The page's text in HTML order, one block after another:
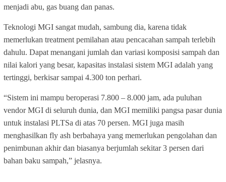
menjadi abu, gas buang dan panas.
Teknologi MGI sangat mudah, sambung dia, karena tidak
memerlukan treatment pemilahan atau pencacahan sampah terlebih
dahulu. Dapat menangani jumlah dan variasi komposisi sampah dan
nilai kalori yang besar, kapasitas instalasi sistem MGI adalah yang
tertinggi, berkisar sampai 4.300 ton perhari.
“Sistem ini mampu beroperasi 7.800 – 8.000 jam, ada puluhan
vendor MGI di seluruh dunia, dan MGI memiliki pangsa pasar dunia
untuk instalasi PLTSa di atas 70 persen. MGI juga masih
menghasilkan fly ash berbahaya yang memerlukan pengolahan dan
penimbunan akhir dan biasanya berjumlah sekitar 3 persen dari
bahan baku sampah,” jelasnya.